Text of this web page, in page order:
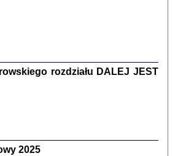
nr 15, R. 2019
Warszawa 2019
rozdziału DALEJ JEST
2025